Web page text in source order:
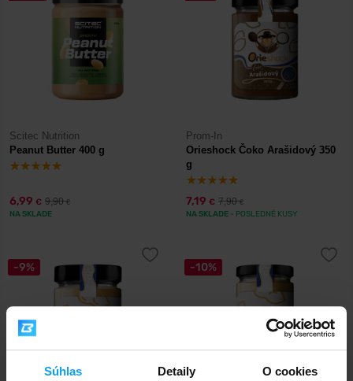
Súhlas Detaily O cookies
Scitec Nutrition
Peanut Butter 400 g
6,99 € 9,90€
NA SKLADE
Prom-In
Orieshock Čoko Arašidový 350
g
7,19 € 7,90€
NA SKLADE - POSLEDNÉ KUSY
-9% -10%